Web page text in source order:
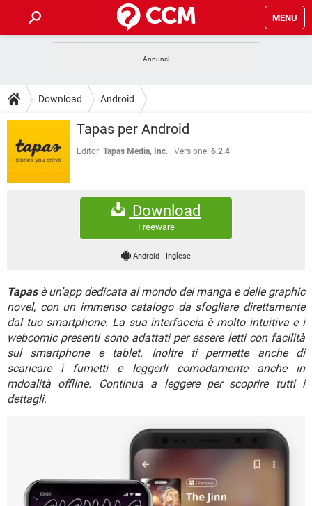
MENU
INTRATTENIMENTO
WINDOWS 10
INSTAGRAM WHATSAPP
GUIDE
COVID-19
INTRATTENIMENTO
iOS
FACEBOOK
COVID-19 GAMING
WINDOWS 10
WHATSAPP
FORUM
ANDROID
WINDOWS 10
WHATSAPP
HARDWARE
GAMING
INSTAGRAM WHATSAPP
TIKTOK FACEBOOK
HARDWARE
Download Android
Tapas per Android
Editor: Tapas Media, Inc. Versione: 6.2.4
Download
Freeware
Android- Inglese
Tapasè un’app dedicata al mondo dei manga e delle graphic
novel, con un immenso catalogo da sfogliare direttamente
dal tuo smartphone. La sua interfaccia è molto intuitiva e i
webcomic presenti sono adattati per essere letti con facilità
sul smartphone e tablet. Inoltre ti permette anche di
scaricare i fumetti e leggerli comodamente anche in
mdoalità offline. Continua a leggere per scoprire tutti i
dettagli.